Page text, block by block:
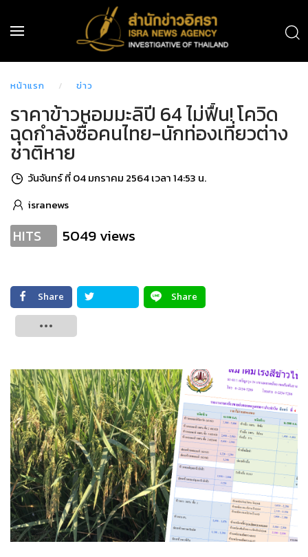
หน้าแรก ข่าว
ราคาข้าวหอมมะลิปี 64 ไม่ฟื้น! โควิด
ฉุดกำลังซื้อคนไทย-นักท่องเที่ยวต่าง
ชาติหาย
วันจันทร์ ที่ 04 มกราคม 2564 เวลา 14:53 น.
isranews
HITS 5049 views
Share
Share